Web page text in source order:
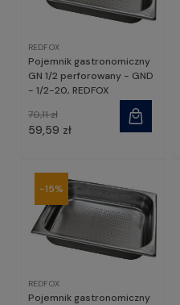
REDFOX
Pojemnik gastronomiczny
GN 1/2 perforowany - GND
- 1/2-20, REDFOX
59,59 zł
70,11 zł
REDFOX
Pojemnik gastronomiczny
-15%